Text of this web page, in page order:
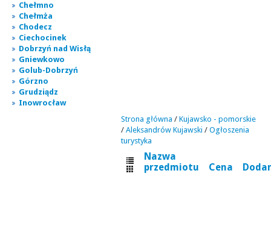
Chełmno
Chełmża
Chodecz
Ciechocinek
Dobrzyń nad Wisłą
Gniewkowo
Golub-Dobrzyń
Górzno
Grudziądz
Inowrocław
Strona główna / Kujawsko - pomorskie
/ Aleksandrów Kujawski / Ogłoszenia
turystyka
Nazwa
przedmiotu
Cena